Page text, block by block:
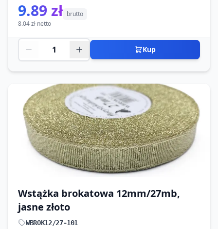
9.89 zł brutto
8.04 zł netto
Kup
Wstążka brokatowa 12mm/27mb,
jasne złoto
WBROK12/27-101